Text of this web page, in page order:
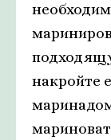
накройте